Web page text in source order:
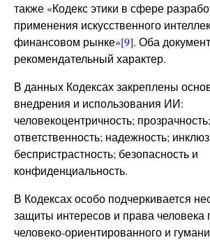
также «Кодекс этики в сфере
применения искусственного
финансовом рынке»[9]. Оба
рекомендательный характер.
В данных Кодексах закреплены
внедрения и использования ИИ:
человекоцентричность;
ответственность; надежность;
беспристрастность; безопасность и
конфиденциальность.
В Кодексах особо подчеркивается
защиты интересов и права человека
человеко-ориентированного и